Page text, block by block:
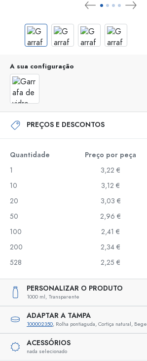
A sua configuração
PREÇOS E DESCONTOS
Quantidade Preço por peça
1
3,22 €
10
3,12 €
20
3,03 €
50
2,96 €
100
2,41 €
200
2,34 €
528
2,25 €
PERSONALIZAR O PRODUTO
1000 ml, Transparente
ADAPTAR A TAMPA
100002350, Rolha pontiaguda, Cortiça natural, Bege
ACESSÓRIOS
nada selecionado